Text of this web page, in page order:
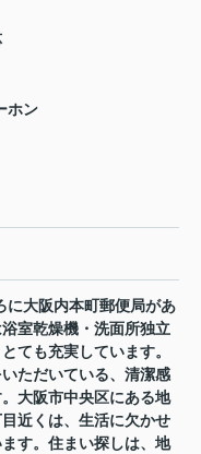
ホン
に大阪内本町郵便局があ
室乾燥機・洗面所独立
ても充実しています。
ただいている、清潔感
大阪市中央区にある地
近くは、生活に欠かせ
す。住まい探しは、地